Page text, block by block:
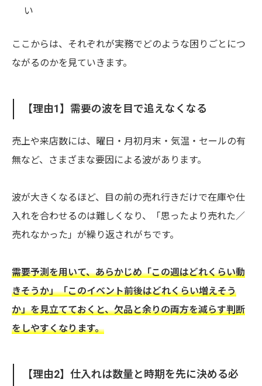
い
ここからは、それぞれが実務でどのような困りごとにつ
ながるのかを見ていきます。
【理由1】需要の波を目で追えなくなる
売上や来店数には、曜日・月初月末・気温・セールの有
無など、さまざまな要因による波があります。
波が大きくなるほど、目の前の売れ行きだけで在庫や仕
入れを合わせるのは難しくなり、「思ったより売れた／
売れなかった」が繰り返されがちです。
需要予測を用いて、あらかじめ「この週はどれくらい動
きそうか」「このイベント前後はどれくらい増えそう
か」を見立てておくと、欠品と余りの両方を減らす判断
をしやすくなります。
【理由2】仕入れは数量と時期を先に決める必